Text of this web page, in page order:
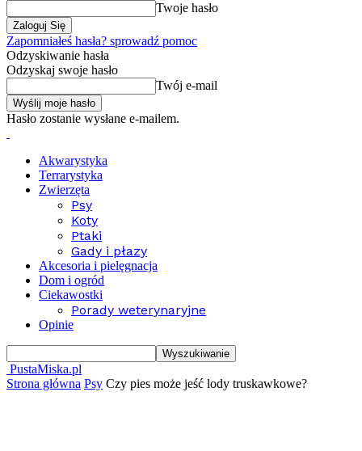
Twoje hasło
Zapomniałeś hasła? sprowadź pomoc
Odzyskiwanie hasła
Odzyskaj swoje hasło
Twój e-mail
Hasło zostanie wysłane e-mailem.
Akwarystyka
Terrarystyka
Zwierzęta
Psy
Koty
Ptaki
Gady i płazy
Akcesoria i pielęgnacja
Dom i ogród
Ciekawostki
Porady weterynaryjne
Opinie
PustaMiska.pl
Strona główna Psy Czy pies może jeść lody truskawkowe?